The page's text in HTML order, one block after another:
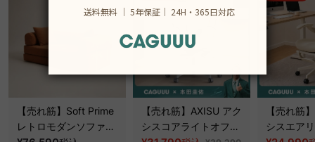
【売れ筋】Soft Prime
レトロモダンソファベ
【売れ筋】AXISU アク
シスコアライトオフィ
【売れ筋
シスエア